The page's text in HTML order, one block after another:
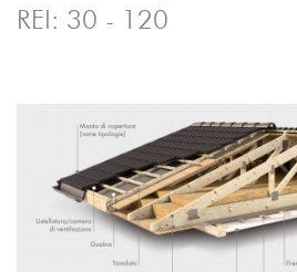
REI: 30 - 120